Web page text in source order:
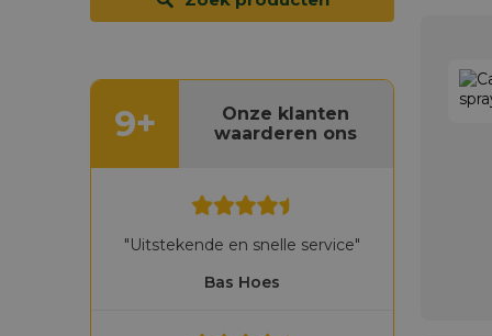
9+
Onze klanten
waarderen ons
Bas Hoes
"Uitstekende en snelle service"